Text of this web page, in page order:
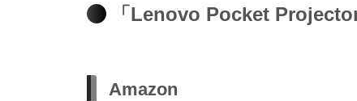
「Lenovo Pocket
Amazon